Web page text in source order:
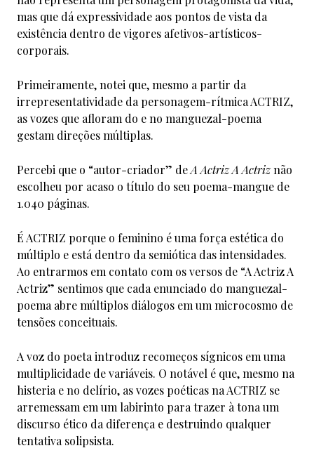
mas que dá expressividade aos pontos de vista da
existência dentro de vigores afetivos-artísticos-
corporais.
Primeiramente, notei que, mesmo a partir da
irrepresentatividade da personagem-rítmica ACTRIZ,
as vozes que afloram do e no manguezal-poema
gestam direções múltiplas.
Percebi que o “autor-criador” deA Actriz A Actriznão
escolheu por acaso o título do seu poema-mangue de
1.040 páginas.
É ACTRIZ porque o feminino é uma força estética do
múltiplo e está dentro da semiótica das intensidades.
Ao entrarmos em contato com os versos de “A Actriz A
Actriz” sentimos que cada enunciado do manguezal-
poema abre múltiplos diálogos em um microcosmo de
tensões conceituais.
A voz do poeta introduz recomeços sígnicos em uma
multiplicidade de variáveis. O notável é que, mesmo na
histeria e no delírio, as vozes poéticas na ACTRIZ se
arremessam em um labirinto para trazer à tona um
discurso ético da diferença e destruindo qualquer
tentativa solipsista.